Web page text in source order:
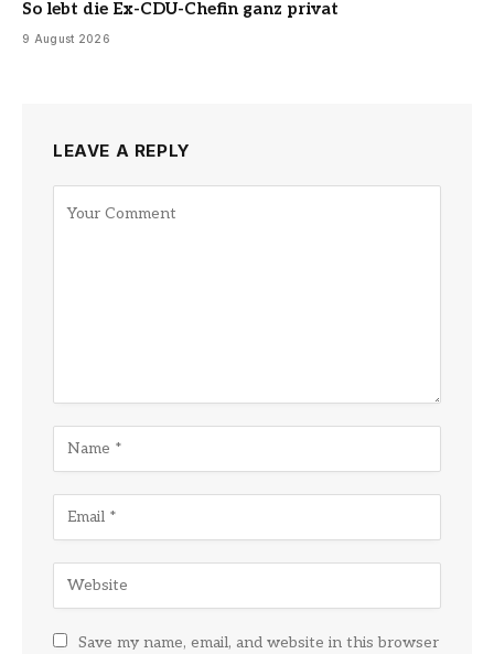
So lebt die Ex-CDU-Chefin ganz privat
9 August 2026
LEAVE A REPLY
Save my name, email, and website in this browser